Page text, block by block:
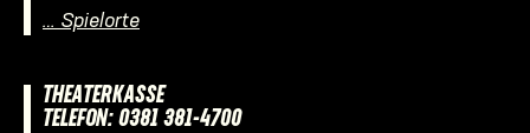
… Spielorte
THEATERKASSE
TELEFON: 0381 381-4700